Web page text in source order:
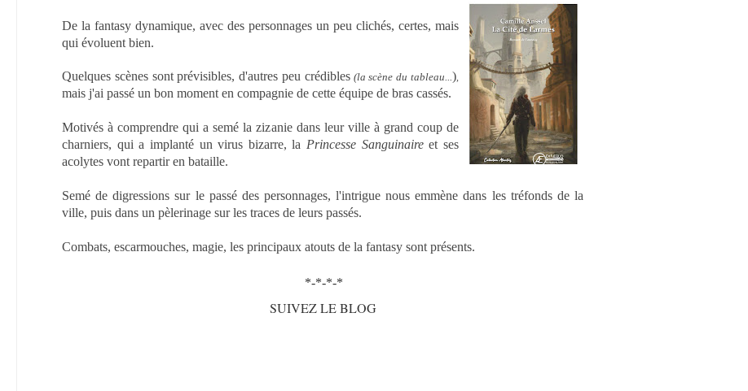
De la fantasy dynamique, avec des personnages un peu clichés, certes, mais
qui évoluent bien.
Quelques scènes sont prévisibles, d'autres peu crédibles(la scène du tableau...),
mais j'ai passé un bon moment en compagnie de cette équipe de bras cassés.
Motivés à comprendre qui a semé la zizanie dans leur ville à grand coup de
charniers, qui a implanté un virus bizarre, la Princesse Sanguinaireet ses
acolytes vont repartir en bataille.
Semé de digressions sur le passé des personnages, l'intrigue nous emmène dans les tréfonds de la
ville, puis dans un pèlerinage sur les traces de leurs passés.
Combats, escarmouches, magie, les principaux atouts de la fantasy sont présents.
*-*-*-*
SUIVEZ LE BLOG